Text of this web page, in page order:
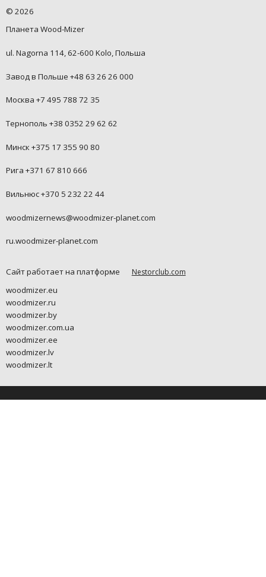
© 2026
Планета Wood-Mizer
ul. Nagorna 114, 62-600 Kolo, Польша
Завод в Польше +48 63 26 26 000
Москва +7 495 788 72 35
Тернополь +38 0352 29 62 62
Минск +375 17 355 90 80
Рига +371 67 810 666
Вильнюс +370 5 232 22 44
woodmizernews@woodmizer-planet.com
ru.woodmizer-planet.com
Сайт работает на платформе Nestorclub.com
woodmizer.eu
woodmizer.ru
woodmizer.by
woodmizer.com.ua
woodmizer.ee
woodmizer.lv
woodmizer.lt